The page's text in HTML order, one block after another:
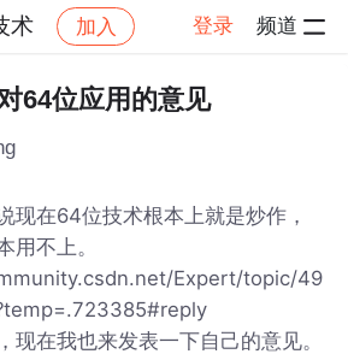
术 加入 登录 频道
计算技术 帖子详情
64位应用的意见
现在64位技术根本上就是炒作，
用不上。
Expert/topic/49
现在我也来发表一下自己的意见。